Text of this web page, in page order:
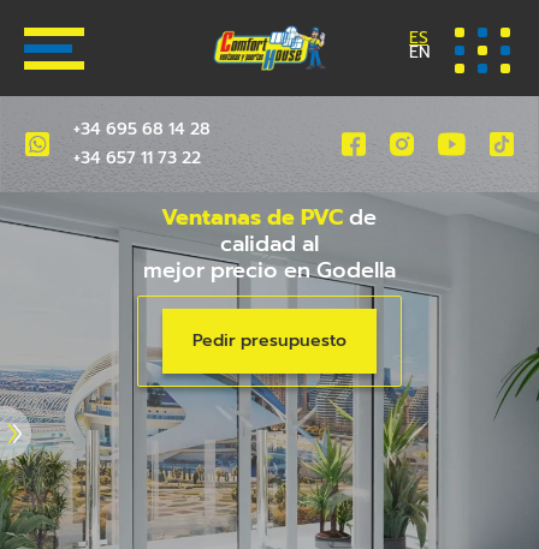
ES
EN
+34 695 68 14 28
+34 657 11 73 22
Ventanas de PVCde
calidad al
mejor precio en Godella
Pedir presupuesto